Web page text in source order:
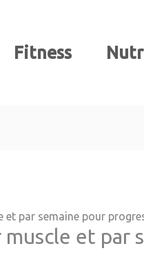
Fitness
et par semaine pour
et par